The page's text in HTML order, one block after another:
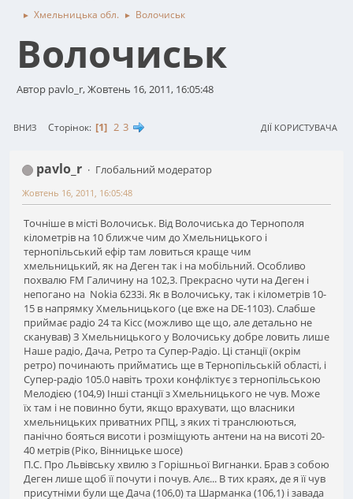
► Хмельницька обл. ► Волочиськ
Волочиськ
Автор pavlo_r, Жовтень 16, 2011, 16:05:48
ВНИЗ Сторінок 1 2 3 ДІЇ КОРИСТУВАЧА
pavlo_r Глобальний модератор
Жовтень 16, 2011, 16:05:48
Точніше в місті Волочиськ. Від Волочиська до Тернополя
кілометрів на 10 ближче чим до Хмельницького і
тернопільський ефір там ловиться краще чим
хмельницький, як на Деген так і на мобільний. Особливо
похвалю FM Галичину на 102,3. Прекрасно чути на Деген і
непогано на Nokia 6233i. Як в Волочиську, так і кілометрів 10-
15 в напрямку Хмельницького (це вже на DE-1103). Слабше
приймає радіо 24 та Кісс (можливо ще що, але детально не
сканував) З Хмельницького у Волочиську добре ловить лише
Наше радіо, Дача, Ретро та Супер-Радіо. Ці станції (окрім
ретро) починають прийматись ще в Тернопільській області, і
Супер-радіо 105.0 навіть трохи конфліктує з тернопільською
Мелодією (104,9) Інші станції з Хмельницького не чув. Може
їх там і не повинно бути, якщо врахувати, що власники
хмельницьких приватних РПЦ, з яких ті транслюються,
панічно бояться висоти і розміщують антени на на висоті 20-
40 метрів (Ріко, Вінницьке шосе)
П.С. Про Львівську хвилю з Горішньої Вигнанки. Брав з собою
Деген лише щоб її почути і почув. Алє... В тих краях, де я її чув
присутніми були ще Дача (106,0) та Шарманка (106,1) і завада